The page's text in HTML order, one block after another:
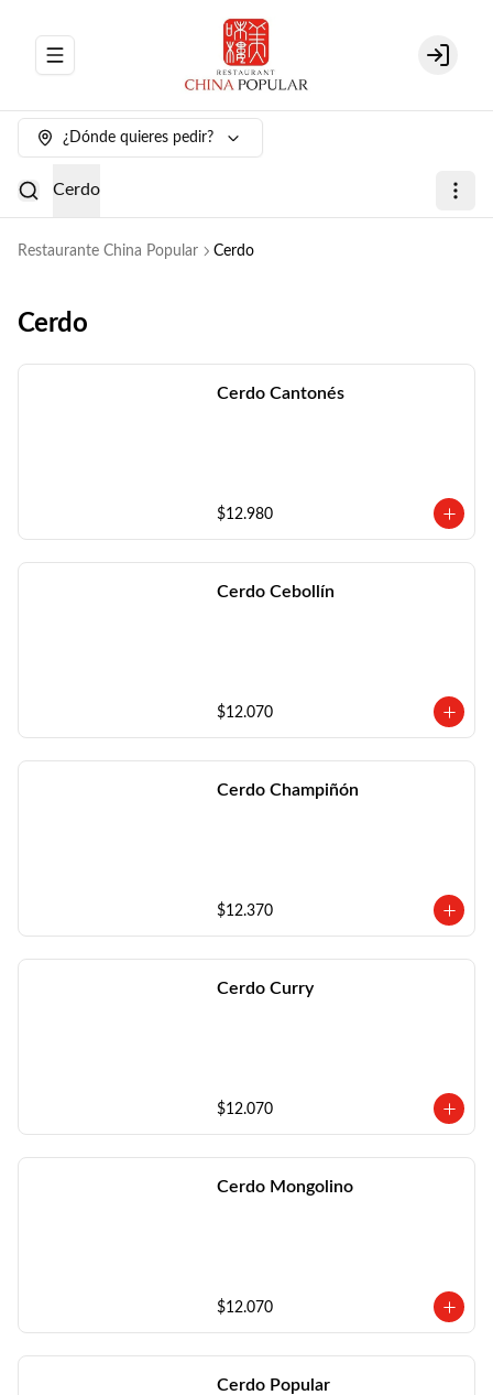
Abrir menu de navegación Login
¿Dónde quieres pedir?
Cerdo
Restaurante China Popular Cerdo
Cerdo
Cerdo Cantonés
$12.980
Cerdo Cebollín
$12.070
Cerdo Champiñón
$12.370
Cerdo Curry
$12.070
Cerdo Mongolino
$12.070
Cerdo Popular